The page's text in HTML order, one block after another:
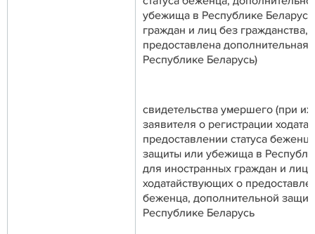
убежища в Республике
граждан и лиц без гражданства,
предоставлена дополнительная
Республике Беларусь)
свидетельства умершего (при
заявителя о регистрации
предоставлении статуса
защиты или убежища в
для иностранных граждан и лиц
ходатайствующих о
беженца, дополнительной
Республике Беларусь